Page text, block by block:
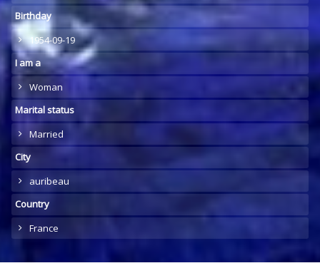
Birthday
1954-09-19
I am a
Woman
Marital status
Married
City
auribeau
Country
France